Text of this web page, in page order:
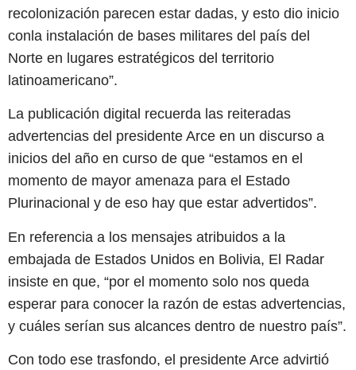
recolonización parecen estar dadas, y esto dio inicio
conla instalación de bases militares del país del
Norte en lugares estratégicos del territorio
latinoamericano”.
La publicación digital recuerda las reiteradas
advertencias del presidente Arce en un discurso a
inicios del año en curso de que “estamos en el
momento de mayor amenaza para el Estado
Plurinacional y de eso hay que estar advertidos”.
En referencia a los mensajes atribuidos a la
embajada de Estados Unidos en Bolivia, El Radar
insiste en que, “por el momento solo nos queda
esperar para conocer la razón de estas advertencias,
y cuáles serían sus alcances dentro de nuestro país”.
Con todo ese trasfondo, el presidente Arce advirtió